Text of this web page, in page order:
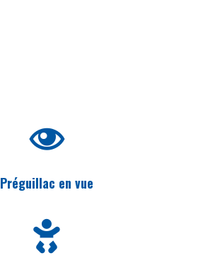
Préguillac en vue